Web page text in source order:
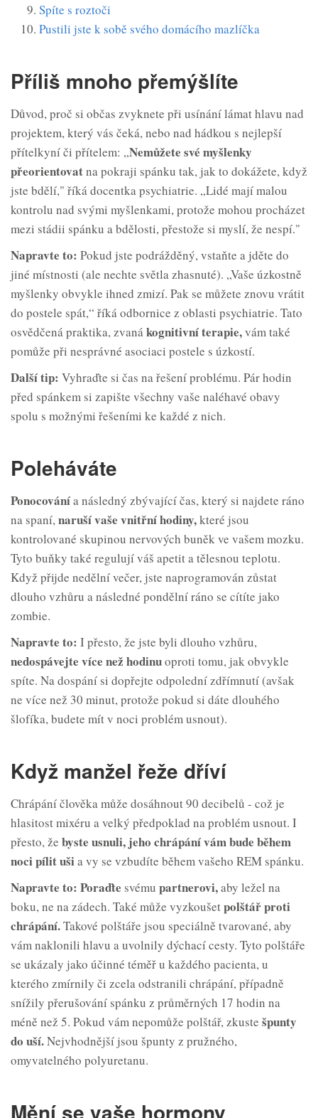
Spíte s roztoči
Pustili jste k sobě svého domácího mazlíčka
Příliš mnoho přemýšlíte
Důvod, proč si občas zvyknete při usínání lámat hlavu nad
projektem, který vás čeká, nebo nad hádkou s nejlepší
přítelkyní či přítelem: „Nemůžete své myšlenky
přeorientovatna pokraji spánku tak, jak to dokážete, když
jste bdělí," říká docentka psychiatrie. „Lidé mají malou
kontrolu nad svými myšlenkami, protože mohou procházet
mezi stádii spánku a bdělosti, přestože si myslí, že nespí."
Napravte to: Pokud jste podrážděný, vstaňte a jděte do
jiné místnosti (ale nechte světla zhasnuté). „Vaše úzkostně
myšlenky obvykle ihned zmizí. Pak se můžete znovu vrátit
do postele spát,“ říká odbornice z oblasti psychiatrie. Tato
osvědčená praktika, zvanákognitivní terapie,vám také
pomůže při nesprávné asociaci postele s úzkostí.
Další tip: Vyhraďte si čas na řešení problému. Pár hodin
před spánkem si zapište všechny vaše naléhavé obavy
spolu s možnými řešeními ke každé z nich.
Poleháváte
Ponocovánía následný zbývající čas, který si najdete ráno
na spaní,naruší vaše vnitřní hodiny,které jsou
kontrolované skupinou nervových buněk ve vašem mozku.
Tyto buňky také regulují váš apetit a tělesnou teplotu.
Když přijde nedělní večer, jste naprogramován zůstat
dlouho vzhůru a následné pondělní ráno se cítíte jako
zombie.
Napravte to: I přesto, že jste byli dlouho vzhůru,
nedospávejte více než hodinuoproti tomu, jak obvykle
spíte. Na dospání si dopřejte odpolední zdřímnutí (avšak
ne více než 30 minut, protože pokud si dáte dlouhého
šlofíka, budete mít v noci problém usnout).
Když manžel řeže dříví
Chrápání člověka může dosáhnout 90 decibelů - což je
hlasitost mixéru a velký předpoklad na problém usnout. I
přesto, že byste usnuli, jeho chrápání vám bude během
nocipílitušia vy se vzbudíte během vašeho REM spánku.
Napravte to: Poraďte svému partnerovi,aby ležel na
boku, ne na zádech. Také může vyzkoušetpolštář proti
chrápání.Takové polštáře jsou speciálně tvarované, aby
vám naklonili hlavu a uvolnily dýchací cesty. Tyto polštáře
se ukázaly jako účinné téměř u každého pacienta, u
kterého zmírnily či zcela odstranili chrápání, případně
snížily přerušování spánku z průměrných 17 hodin na
méně než 5. Pokud vám nepomůže polštář, zkuste špunty
do uší.Nejvhodnější jsou špunty z pružného,
omyvatelného polyuretanu.
Mění se vaše hormony